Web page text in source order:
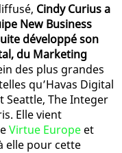
Cindy Curius a
New Business
développé son
du Marketing
des plus grandes
qu’Havas Digital
Seattle, The Integer
Elle vient
Virtue Europe et
elle pour cette